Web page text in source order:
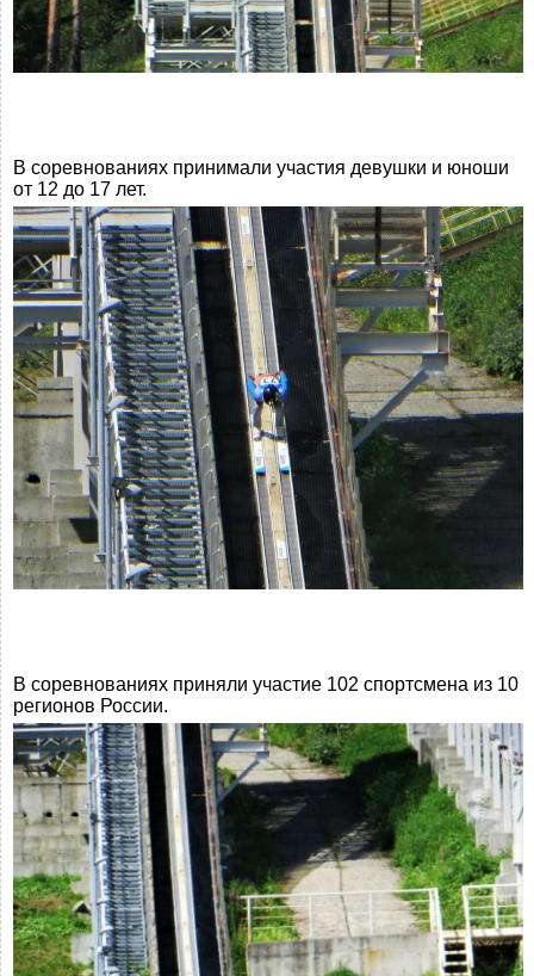
В соревнованиях принимали участия девушки и юноши
от 12 до 17 лет.
В соревнованиях приняли участие 102 спортсмена из 10
регионов России.